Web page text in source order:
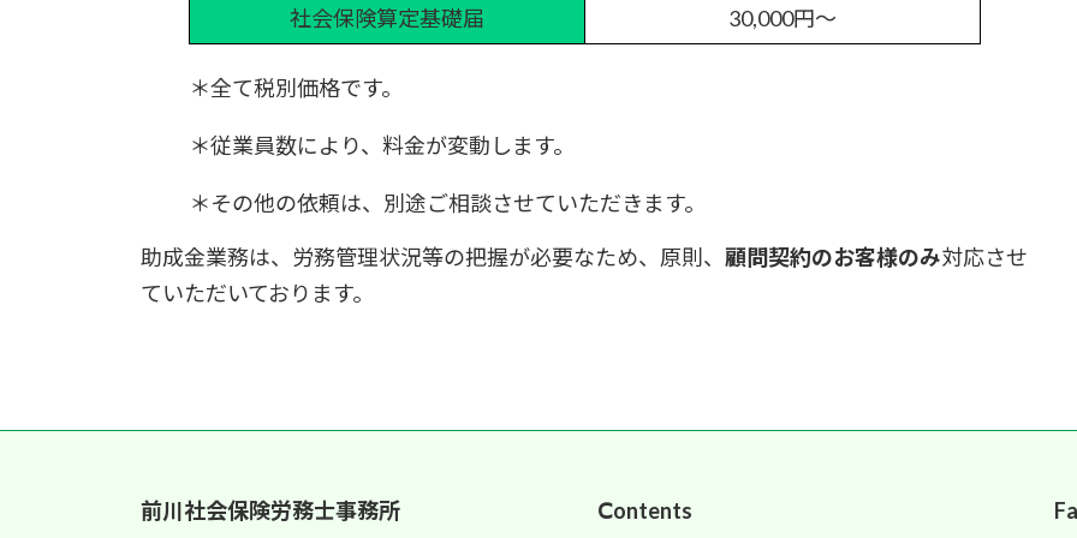
社会保険算定基礎届 30,000円～
＊全て税別価格です。
＊従業員数により、料金が変動します。
＊その他の依頼は、別途ご相談させていただきます。
助成金業務は、労務管理状況等の把握が必要なため、原則、 顧問契約のお客様のみ対応させ
ていただいております。
前川社会保険労務士事務所 Ⅽontents